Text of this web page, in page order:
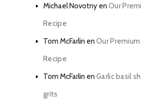
Michael Novotny en Our
Recipe
Tom McFarlin en Our Premium
Recipe
Tom McFarlin en Garlic basil
grits